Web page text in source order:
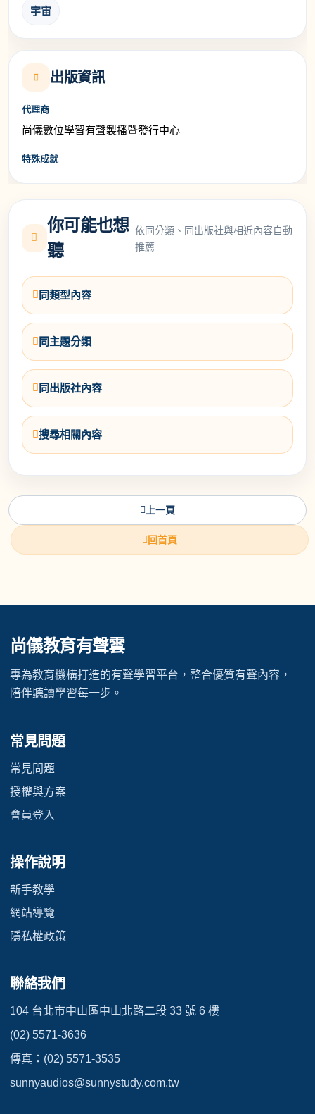
宇宙
出版資訊
代理商
尚儀數位學習有聲製播暨發行中心
特殊成就
你可能也想
聽
依同分類、同出版社與相近內容自動
推薦
同類型內容
同主題分類
同出版社內容
搜尋相關內容
上一頁
回首頁
尚儀教育有聲雲
專為教育機構打造的有聲學習平台，整合優質有聲內容，
陪伴聽讀學習每一步。
常見問題
常見問題
授權與方案
會員登入
操作說明
新手教學
網站導覽
隱私權政策
聯絡我們
104 台北市中山區中山北路二段 33 號 6 樓
(02) 5571-3636
傳真：(02) 5571-3535
sunnyaudios@sunnystudy.com.tw